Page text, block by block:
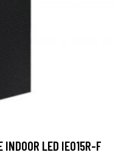
INDOOR LED IE015R-F